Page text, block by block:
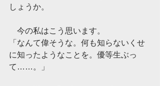
しょうか。
今の私はこう思います。
「なんて偉そうな。何も知らないくせ
に知ったようなことを。優等生ぶっ
て……。」